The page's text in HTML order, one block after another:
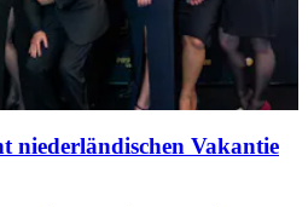
niederländischen Vakantie